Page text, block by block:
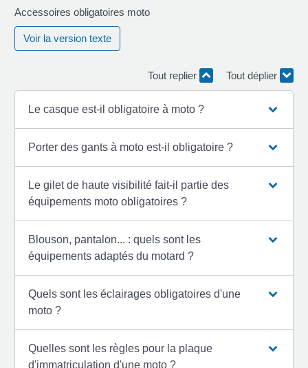
Accessoires obligatoires moto
Voir la version texte
Tout replier Tout déplier
Le casque est-il obligatoire à moto ?
Porter des gants à moto est-il obligatoire ?
Le gilet de haute visibilité fait-il partie des
équipements moto obligatoires ?
Blouson, pantalon... : quels sont les
équipements adaptés du motard ?
Quels sont les éclairages obligatoires d'une
moto ?
Quelles sont les règles pour la plaque
d'immatriculation d'une moto ?